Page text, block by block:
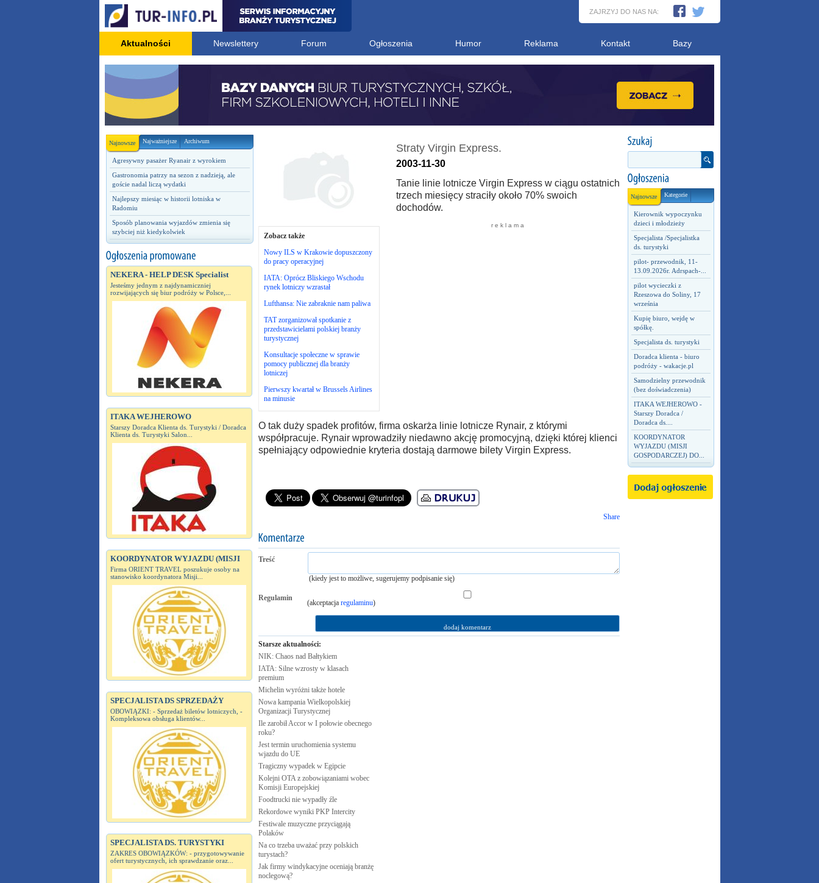
ZAJRZYJ DO NAS NA:
Aktualności Newslettery Forum Ogłoszenia Humor Reklama Kontakt Bazy
Najnowsze Najważniejsze Archiwum
Agresywny pasażer Ryanair z wyrokiem
Gastronomia patrzy na sezon z nadzieją, ale
goście nadal liczą wydatki
Najlepszy miesiąc w historii lotniska w
Radomiu
Sposób planowania wyjazdów zmienia się
szybciej niż kiedykolwiek
NEKERA - HELP DESK Specialist
Jesteśmy jednym z najdynamiczniej
rozwijających się biur podróży w Polsce,...
ITAKA WEJHEROWO
Starszy Doradca Klienta ds. Turystyki / Doradca
Klienta ds. Turystyki Salon...
KOORDYNATOR WYJAZDU (MISJI
Firma ORIENT TRAVEL poszukuje osoby na
stanowisko koordynatora Misji...
SPECJALISTA DS SPRZEDAŻY
OBOWIĄZKI: - Sprzedaż biletów lotniczych, -
Kompleksowa obsługa klientów...
SPECJALISTA DS. TURYSTYKI
ZAKRES OBOWIĄZKÓW: - przygotowywanie
ofert turystycznych, ich sprawdzanie oraz...
Najnowsze Kategorie
Kierownik wypoczynku
dzieci i młodzieży
Specjalista /Specjalistka
ds. turystyki
pilot- przewodnik, 11-
13.09.2026r. Adrspach-...
pilot wycieczki z
Rzeszowa do Soliny, 17
września
Kupię biuro, wejdę w
spółkę.
Specjalista ds. turystyki
Doradca klienta - biuro
podróży - wakacje.pl
Samodzielny przewodnik
(bez doświadczenia)
ITAKA WEJHEROWO -
Starszy Doradca /
Doradca ds....
KOORDYNATOR
WYJAZDU (MISJI
GOSPODARCZEJ) DO...
Zobacz także
Nowy ILS w Krakowie dopuszczony
do pracy operacyjnej
IATA: Oprócz Bliskiego Wschodu
rynek lotniczy wzrastał
Lufthansa: Nie zabraknie nam paliwa
TAT zorganizował spotkanie z
przedstawicielami polskiej branży
turystycznej
Konsultacje społeczne w sprawie
pomocy publicznej dla branży
lotniczej
Pierwszy kwartał w Brussels Airlines
na minusie
Straty Virgin Express.
2003-11-30
Tanie linie lotnicze Virgin Express w ciągu ostatnich
trzech miesięcy straciły około 70% swoich
dochodów.
r e k l a m a
O tak duży spadek profitów, firma oskarża linie lotnicze Rynair, z którymi
współpracuje. Rynair wprowadziły niedawno akcję promocyjną, dzięki której klienci
spełniający odpowiednie kryteria dostają darmowe bilety Virgin Express.
Share
Treść
(kiedy jest to możliwe, sugerujemy podpisanie się)
Regulamin
(akceptacja regulaminu)
Starsze aktualności:
NIK: Chaos nad Bałtykiem
IATA: Silne wzrosty w klasach
premium
Michelin wyróżni także hotele
Nowa kampania Wielkopolskiej
Organizacji Turystycznej
Ile zarobił Accor w I połowie obecnego
roku?
Jest termin uruchomienia systemu
wjazdu do UE
Tragiczny wypadek w Egipcie
Kolejni OTA z zobowiązaniami wobec
Komisji Europejskiej
Foodtrucki nie wypadły źle
Rekordowe wyniki PKP Intercity
Festiwale muzyczne przyciągają
Polaków
Na co trzeba uważać przy polskich
turystach?
Jak firmy windykacyjne oceniają branżę
noclegową?